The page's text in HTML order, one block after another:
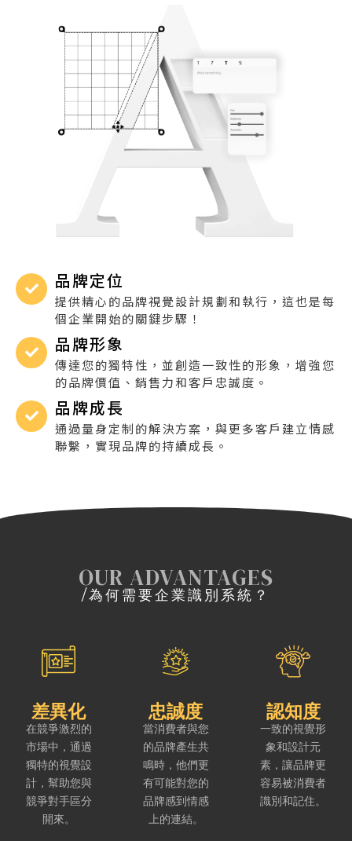
品牌定位
提供精心的品牌視覺設計規劃和執行，這也是每
個企業開始的關鍵步驟！
品牌形象
傳達您的獨特性，並創造一致性的形象，增強您
的品牌價值、銷售力和客戶忠誠度。
品牌成長
通過量身定制的解決方案，與更多客戶建立情感
聯繫，實現品牌的持續成長。
OUR ADVANTAGES
/為何需要企業識別系統？
差異化
在競爭激烈的
市場中，通過
獨特的視覺設
計，幫助您與
競爭對手區分
開來。
忠誠度
當消費者與您
的品牌產生共
鳴時，他們更
有可能對您的
品牌感到情感
上的連結。
認知度
一致的視覺形
象和設計元
素，讓品牌更
容易被消費者
識別和記住。